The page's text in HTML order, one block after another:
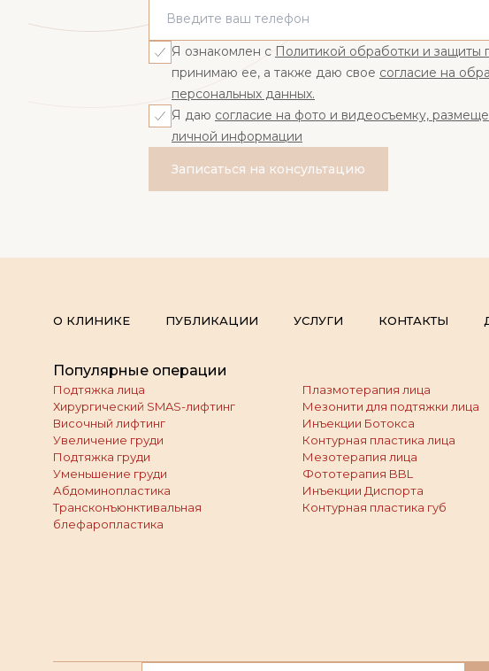
Я ознакомлен с Политикой обработки и защиты
принимаю ее, а также даю свое согласие на
персональных данных.
Я даю согласие на фото и видеосъемку,
личной информации
Записаться на консультацию
О КЛИНИКЕ ПУБЛИКАЦИИ УСЛУГИ КОНТАКТЫ
Популярные операции
Подтяжка лица
Хирургический SMAS-лифтинг
Височный лифтинг
Увеличение груди
Подтяжка груди
Уменьшение груди
Абдоминопластика
Трансконъюнктивальная
блефаропластика
Плазмотерапия лица
Мезонити для подтяжки лица
Инъекции Ботокса
Контурная пластика лица
Мезотерапия лица
Фототерапия BBL
Инъекции Диспорта
Контурная пластика губ